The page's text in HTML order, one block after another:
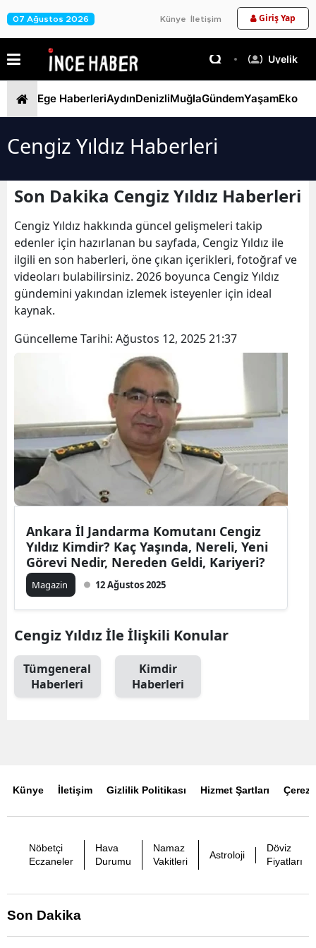
07 Ağustos 2026 Künye İletişim Giriş Yap
Üyelik
Ege HaberleriAydınDenizliMuğlaGündemYaşam
Cengiz Yıldız Haberleri
Son Dakika Cengiz Yıldız Haberleri
Cengiz Yıldız hakkında güncel gelişmeleri takip
edenler için hazırlanan bu sayfada, Cengiz Yıldız ile
ilgili en son haberleri, öne çıkan içerikleri, fotoğraf ve
videoları bulabilirsiniz. 2026 boyunca Cengiz Yıldız
gündemini yakından izlemek isteyenler için ideal
kaynak.
Güncelleme Tarihi: Ağustos 12, 2025 21:37
Ankara İl Jandarma Komutanı Cengiz
Yıldız Kimdir? Kaç Yaşında, Nereli, Yeni
Görevi Nedir, Nereden Geldi, Kariyeri?
Magazin 12 Ağustos 2025
Cengiz Yıldız İle İlişkili Konular
Tümgeneral
Haberleri
Kimdir
Haberleri
Künye İletişim Gizlilik Politikası Hizmet Şartları Çerez
Nöbetçi
Eczaneler
Hava
Durumu
Namaz
Vakitleri
Astroloji
Döviz
Fiyatları
Son Dakika